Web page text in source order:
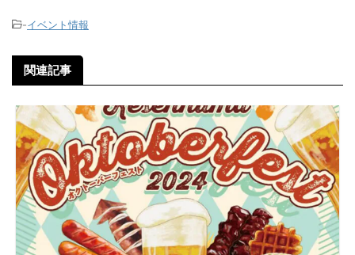
-イベント情報
関連記事